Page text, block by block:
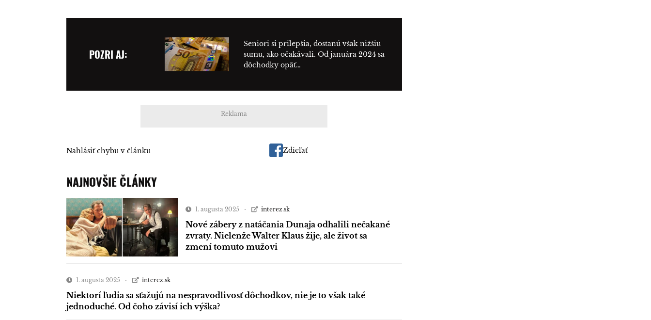
POZRI AJ:
Seniori si prilepšia, dostanú však nižšiu
sumu, ako očakávali. Od januára 2024 sa
dôchodky opäť…
Reklama
Nahlásiť chybu v článku Zdieľať
NAJNOVŠIE ČLÁNKY
1. augusta 2025 interez.sk
Nové zábery z natáčania Dunaja odhalili nečakané
zvraty. Nielenže Walter Klaus žije, ale život sa
zmení tomuto mužovi
1. augusta 2025 interez.sk
Niektorí ľudia sa sťažujú na nespravodlivosť dôchodkov, nie je to však také
jednoduché. Od čoho závisí ich výška?